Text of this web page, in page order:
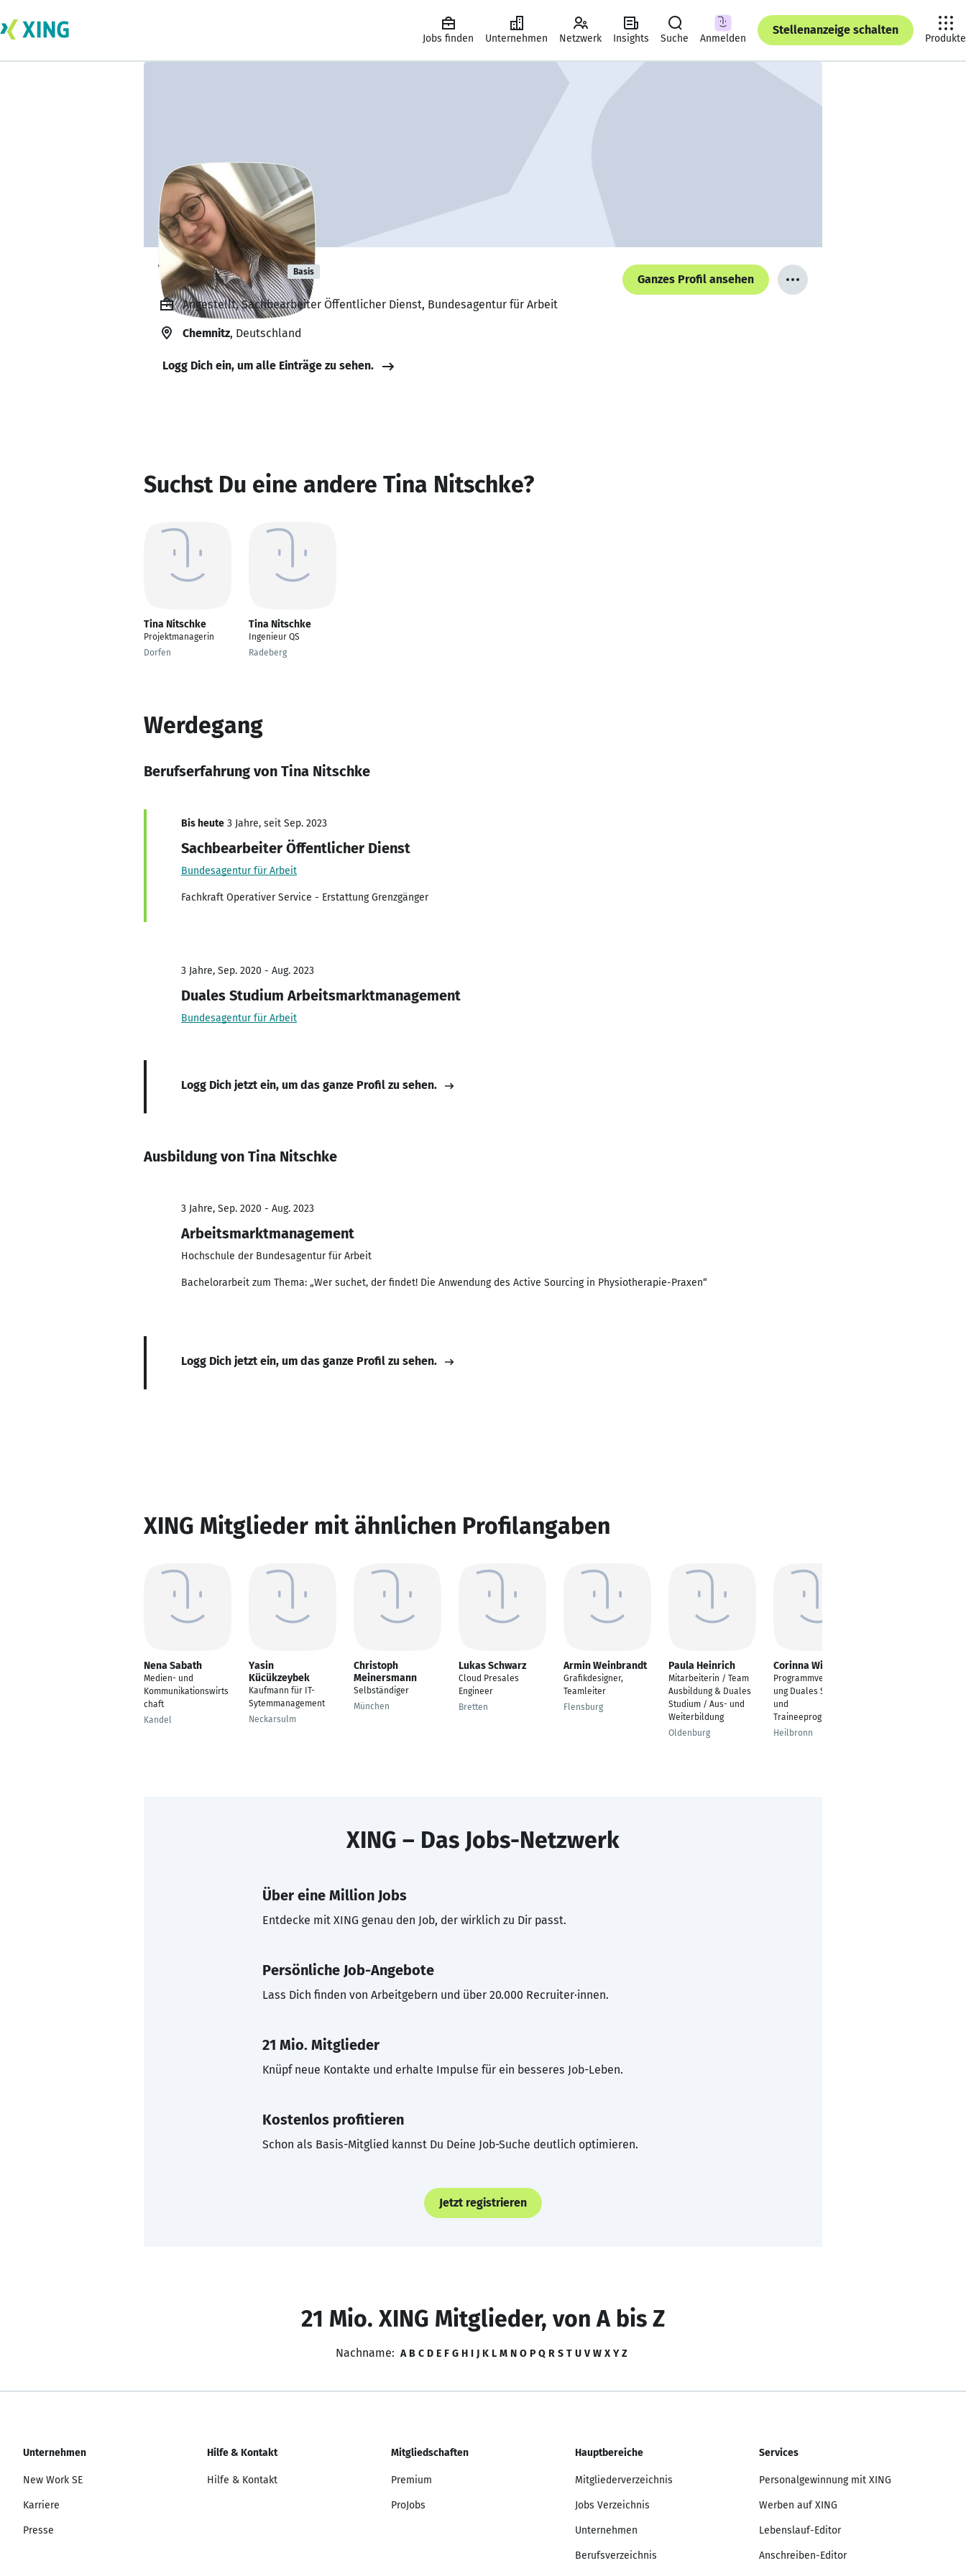
Jobs finden Unternehmen Netzwerk Insights Suche Anmelden
Stellenanzeige schalten
Produkte
Tina Nitschke Basis
Ganzes Profil ansehen
Angestellt, Sachbearbeiter Öffentlicher Dienst, Bundesagentur für Arbeit
Chemnitz, Deutschland
Logg Dich ein, um alle Einträge zu sehen.
Suchst Du eine andere Tina Nitschke?
Tina Nitschke
Projektmanagerin
Dorfen
Tina Nitschke
Ingenieur QS
Radeberg
Werdegang
Berufserfahrung von Tina Nitschke
Bis heute 3 Jahre, seit Sep. 2023
Sachbearbeiter Öffentlicher Dienst
Bundesagentur für Arbeit
Fachkraft Operativer Service - Erstattung Grenzgänger
3 Jahre, Sep. 2020 - Aug. 2023
Duales Studium Arbeitsmarktmanagement
Bundesagentur für Arbeit
Logg Dich jetzt ein, um das ganze Profil zu sehen.
Ausbildung von Tina Nitschke
3 Jahre, Sep. 2020 - Aug. 2023
Arbeitsmarktmanagement
Hochschule der Bundesagentur für Arbeit
Bachelorarbeit zum Thema: „Wer suchet, der findet! Die Anwendung des Active Sourcing in Physiotherapie-Praxen“
Logg Dich jetzt ein, um das ganze Profil zu sehen.
XING Mitglieder mit ähnlichen Profilangaben
Nena Sabath
Medien- und
Kommunikationswirts
chaft
Kandel
Yasin
Kücükzeybek
Kaufmann für IT-
Sytemmanagement
Neckarsulm
Christoph
Meinersmann
Selbständiger
München
Lukas Schwarz
Cloud Presales
Engineer
Bretten
Armin Weinbrandt
Grafikdesigner,
Teamleiter
Flensburg
Paula Heinrich
Mitarbeiterin / Team
Ausbildung & Duales
Studium / Aus- und
Weiterbildung
Oldenburg
Corinna Wiesinger
Programmverantwort
ung Duales Studium
und
Traineeprogramm
Heilbronn
XING – Das Jobs-Netzwerk
Über eine Million Jobs
Entdecke mit XING genau den Job, der wirklich zu Dir passt.
Persönliche Job-Angebote
Lass Dich finden von Arbeitgebern und über 20.000 Recruiter·innen.
21 Mio. Mitglieder
Knüpf neue Kontakte und erhalte Impulse für ein besseres Job-Leben.
Kostenlos profitieren
Schon als Basis-Mitglied kannst Du Deine Job-Suche deutlich optimieren.
Jetzt registrieren
21 Mio. XING Mitglieder, von A bis Z
Nachname: A B C D E F G H I J K L M N O P Q R S T U V W X Y Z
Unternehmen
New Work SE
Karriere
Presse
Hilfe & Kontakt
Hilfe & Kontakt
Mitgliedschaften
Premium
ProJobs
Hauptbereiche
Mitgliederverzeichnis
Jobs Verzeichnis
Unternehmen
Berufsverzeichnis
Services
Personalgewinnung mit XING
Werben auf XING
Lebenslauf-Editor
Anschreiben-Editor